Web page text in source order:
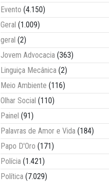
Evento (4.150)
Geral (1.009)
geral (2)
Jovem Advocacia (363)
Linguiça Mecânica (2)
Meio Ambiente (116)
Olhar Social (110)
Painel (91)
Palavras de Amor e Vida (184)
Papo D'Oro (171)
Polícia (1.421)
Política (7.029)